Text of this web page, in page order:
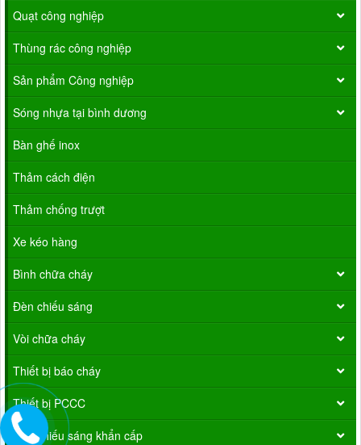
Quạt công nghiệp
Thùng rác công nghiệp
Sản phẩm Công nghiệp
Sóng nhựa tại bình dương
Bàn ghế inox
Thảm cách điện
Thảm chống trượt
Xe kéo hàng
Bình chữa cháy
Đèn chiếu sáng
Vòi chữa cháy
Thiết bị báo cháy
Thiết bị PCCC
Đèn chiếu sáng khẩn cấp